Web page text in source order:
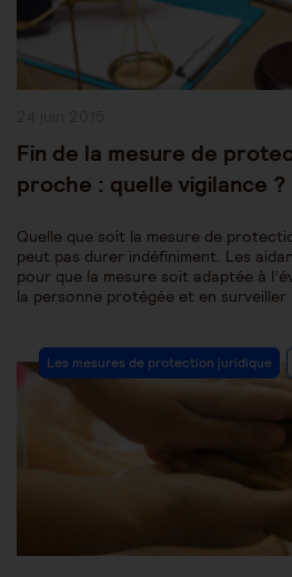
Fin de la mesure de
proche : quelle vigilance ?
Quelle que soit la mesure de
peut pas durer indéfiniment. Les
pour que la mesure soit adaptée à
la personne protégée et en surveiller
Post
Category:
Les mesures de protection juridique